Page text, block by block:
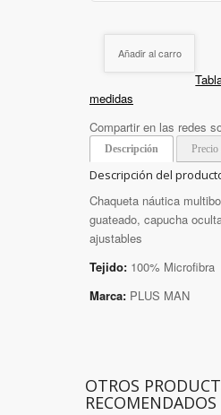
Añadir al carro
medidas
Compartir en las redes
Descripción Precio
Descripción del
Chaqueta náutica
guateado, capucha
ajustables
Tejido: 100% Microfibra
Marca: PLUS MAN
OTROS
RECOMENDADOS